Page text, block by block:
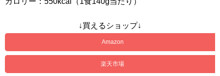
↓買えるショップ↓
Amazon
楽天市場